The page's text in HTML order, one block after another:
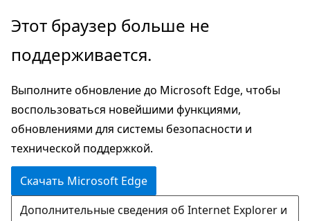
Пропустить
перейти
основному
содержимому
Переход
навигации
странице
Этот браузер больше не
поддерживается.
Выполните обновление до Microsoft Edge, чтобы
воспользоваться новейшими функциями,
обновлениями для системы безопасности и
технической поддержкой.
Скачать Microsoft Edge
Дополнительные сведения об Internet Explorer и